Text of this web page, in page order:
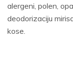
alergeni, polen,
deodorizaciju
kose.